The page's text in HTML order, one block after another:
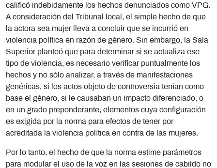
calificó indebidamente los hechos denunciados como VPG.
A consideración del Tribunal local, el simple hecho de que
la actora sea mujer lleva a concluir que se incurrió en
violencia política en razón de género. Sin embargo, la Sala
Superior planteó que para determinar si se actualiza ese
tipo de violencia, es necesario verificar puntualmente los
hechos y no sólo analizar, a través de manifestaciones
genéricas, si los actos objeto de controversia tenían como
base el género, si le causaban un impacto diferenciado, o
en un grado preponderante, elementos cuya configuración
es exigida por la norma para efectos de tener por
acreditada la violencia política en contra de las mujeres.
Por lo tanto, el hecho de que la norma estime parámetros
para modular el uso de la voz en las sesiones de cabildo no